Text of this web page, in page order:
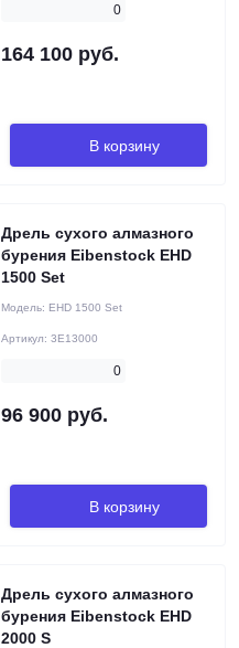
0
164 100 руб.
В корзину
Дрель сухого алмазного
бурения Eibenstock EHD
1500 Set
Модель: EHD 1500 Set
Артикул: 3E13000
0
96 900 руб.
В корзину
Дрель сухого алмазного
бурения Eibenstock EHD
2000 S